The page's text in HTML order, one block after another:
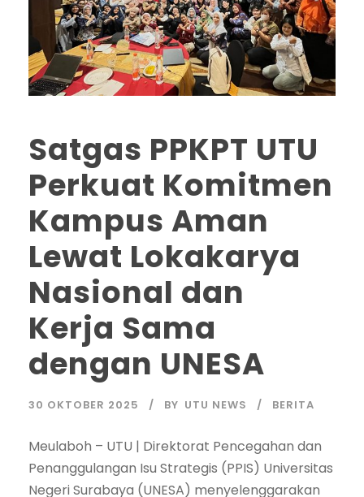
Satgas PPKPT UTU
Perkuat Komitmen
Kampus Aman
Lewat Lokakarya
Nasional dan
Kerja Sama
dengan UNESA
30 OKTOBER 2025 BY UTU NEWS BERITA
Meulaboh – UTU | Direktorat Pencegahan dan
Penanggulangan Isu Strategis (PPIS) Universitas
Negeri Surabaya (UNESA) menyelenggarakan